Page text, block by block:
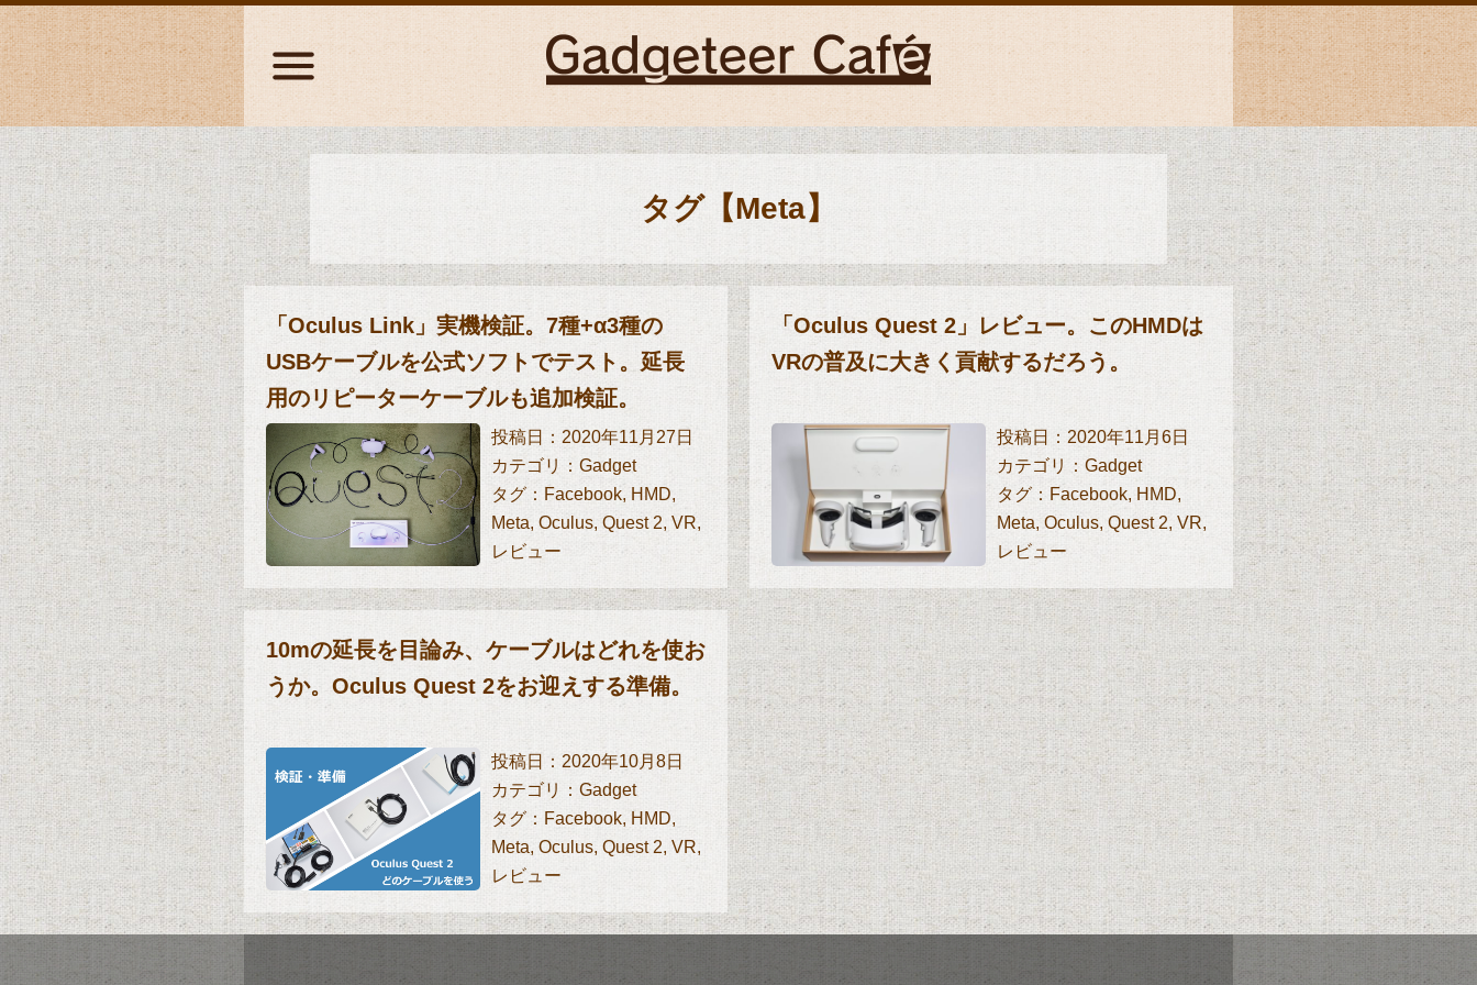
タグ【Meta】
「Oculus Link」実機検証。7種+α3種の
USBケーブルを公式ソフトでテスト。延長
用のリピーターケーブルも追加検証。
投稿日：2020年11月27日
カテゴリ： Gadget
タグ： Facebook, HMD,
Meta, Oculus, Quest 2, VR,
レビュー
無事、「Oculus Quest 2」を手に入れた管理人。 事
と、ガジェットだらけの自室を見渡すと、「Oculus
ちにも。 これからケーブルを用意する方の参考にも
「Oculus Quest 2」レビュー。このHMDは
VRの普及に大きく貢献するだろう。
投稿日：2020年11月6日
カテゴリ： Gadget
タグ： Facebook, HMD,
Meta, Oculus, Quest 2, VR,
レビュー
「Oculus Quest 2」を発売日ゲットしてきました！
というのも、このHMDは予約の時点でも発売日に入
手出来るか怪しいくらい注目を浴びていたのです。
HMD単体でもPC接続でも使用でき、圧倒的スペック
ながら破格の3万円代で購入可能！ そんなHMDをレ
ビューします。誰もがVRの世界に飛び込める時代の
幕開けです。
10mの延長を目論み、ケーブルはどれを使お
うか。Oculus Quest 2をお迎えする準備。
投稿日：2020年10月8日
カテゴリ： Gadget
タグ： Facebook, HMD,
Meta, Oculus, Quest 2, VR,
レビュー
話題沸騰中の「Oculus Quest 2」。 圧倒的コスパを
実現した、単体でもPC接続でも使えるVRヘッドセ
ット(HMD)です。 しかし、高解像度なHMDな為、こ